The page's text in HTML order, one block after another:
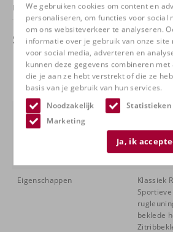
We gebruiken cookies om content en
personaliseren, om functies voor social
om ons websiteverkeer te analyseren.
informatie over je gebruik van onze site
voor social media, adverteren en
kunnen deze gegevens combineren
die je aan ze hebt verstrekt of die ze
basis van je gebruik van hun services.
Noodzakelijk
Statistieken
Marketing
Ja, ik
Neem contactmet ons op en kom bij
Specificaties
Uitvoering
Leder
Volledig
Functies
Eigenschappen
Klassiek
beklede